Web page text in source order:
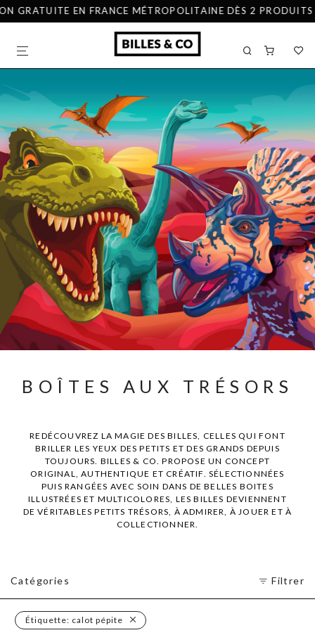
GRATUITE EN FRANCE MÉTROPOLITAINE DÈS 2
BOÎTES AUX TRÉSORS
REDÉCOUVREZ LA MAGIE DES BILLES, CELLES QUI FONT
BRILLER LES YEUX DES PETITS ET DES GRANDS DEPUIS
TOUJOURS. BILLES & CO. PROPOSE UN CONCEPT
ORIGINAL, AUTHENTIQUE ET CRÉATIF. SÉLECTIONNÉES
PUIS RANGÉES AVEC SOIN DANS DE BELLES BOITES
ILLUSTRÉES ET MULTICOLORES, LES BILLES DEVIENNENT
DE VÉRITABLES PETITS TRÉSORS, À ADMIRER, À JOUER ET À
COLLECTIONNER.
Catégories Filtrer
Étiquette: calot pépite